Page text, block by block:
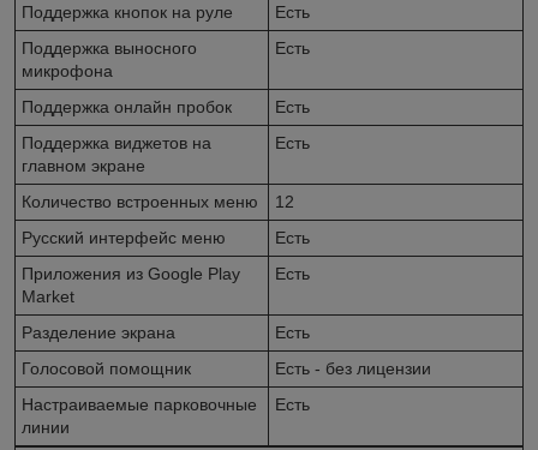
Поддержка кнопок на руле
Есть
Поддержка выносного
микрофона
Есть
Поддержка онлайн пробок
Есть
Поддержка виджетов на
главном экране
Есть
Количество встроенных меню
12
Русский интерфейс меню
Есть
Приложения из Google Play
Market
Есть
Разделение экрана
Есть
Голосовой помощник
Есть - без лицензии
Настраиваемые парковочные
линии
Есть